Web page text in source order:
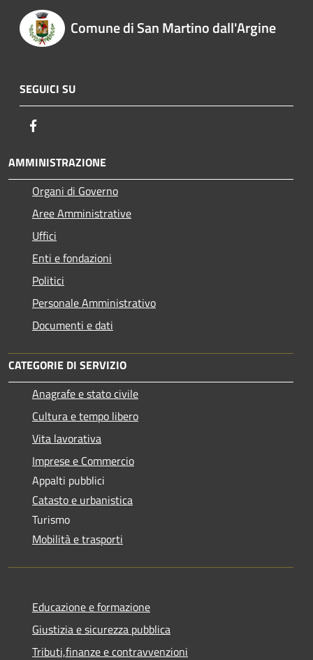
Comune di San Martino dall'Argine
SEGUICI SU
AMMINISTRAZIONE
Organi di Governo
Aree Amministrative
Uffici
Enti e fondazioni
Politici
Personale Amministrativo
Documenti e dati
CATEGORIE DI SERVIZIO
Anagrafe e stato civile
Cultura e tempo libero
Vita lavorativa
Imprese e Commercio
Appalti pubblici
Catasto e urbanistica
Turismo
Mobilità e trasporti
Educazione e formazione
Giustizia e sicurezza pubblica
Tributi,finanze e contravvenzioni